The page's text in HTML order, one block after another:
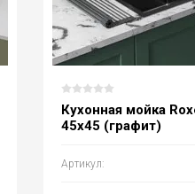
Кухонная мойка
45х45 (графит)
Артикул: